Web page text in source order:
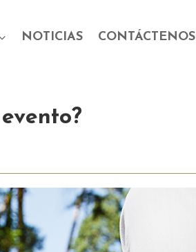
NOTICIAS CONTÁCTENOS